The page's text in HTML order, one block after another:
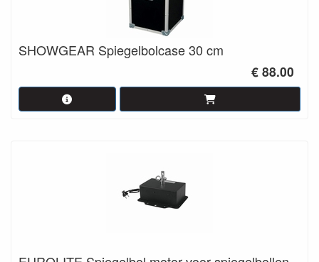
SHOWGEAR Spiegelbolcase 30 cm
€ 88.00